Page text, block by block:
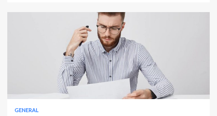
GENERAL